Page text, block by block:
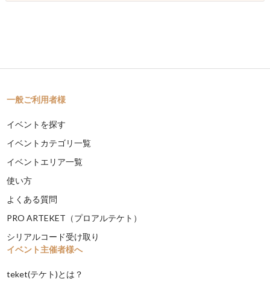
一般ご利用者様
イベントを探す
イベントカテゴリ一覧
イベントエリア一覧
使い方
よくある質問
PRO ARTEKET（プロアルテケト）
シリアルコード受け取り
イベント主催者様へ
teket(テケト)とは？